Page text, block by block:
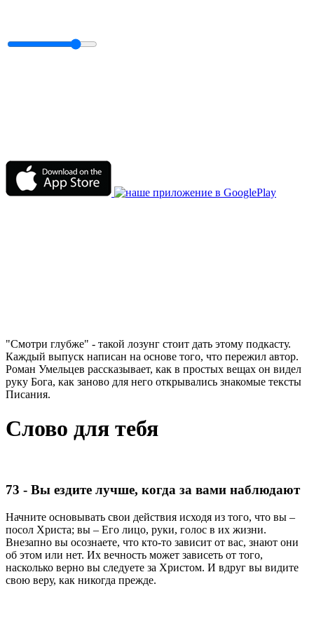
"Смотри глубже" - такой лозунг стоит дать этому подкасту.
Каждый выпуск написан на основе того, что пережил автор.
Роман Умельцев рассказывает, как в простых вещах он видел
руку Бога, как заново для него открывались знакомые тексты
Писания.
Слово для тебя
73 - Вы ездите лучше, когда за вами наблюдают
Начните основывать свои действия исходя из того, что вы –
посол Христа; вы – Его лицо, руки, голос в их жизни.
Внезапно вы осознаете, что кто-то зависит от вас, знают они
об этом или нет. Их вечность может зависеть от того,
насколько верно вы следуете за Христом. И вдруг вы видите
свою веру, как никогда прежде.